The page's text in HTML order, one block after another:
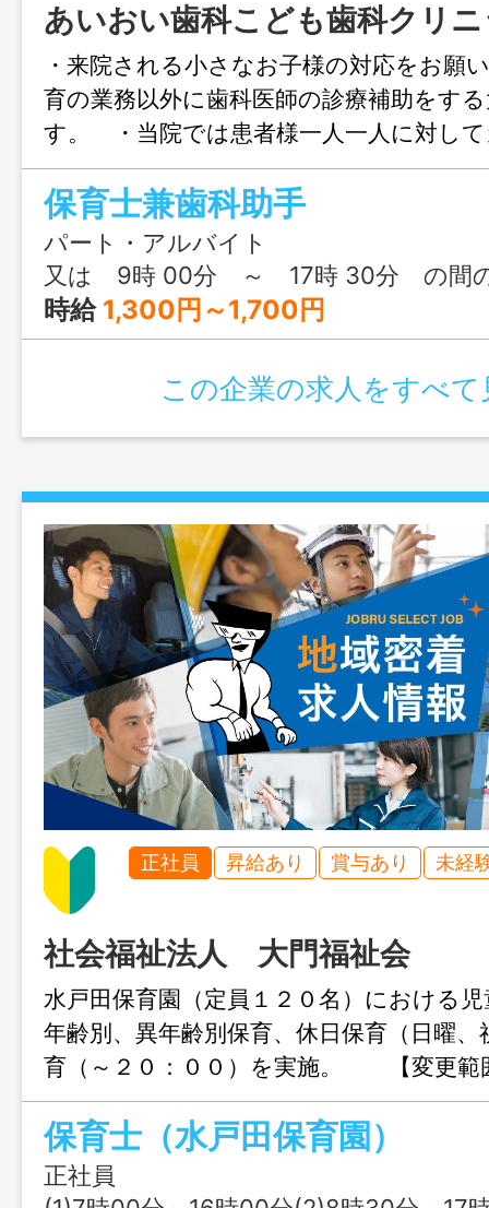
あいおい歯科こども歯科クリ
・来院される小さなお子様の対応をお
育の業務以外に歯科医師の診療補助をす
す。 ・当院では患者様一人一人に対し
システムをとっ ていますので、カウン
者様と関わることも可能で す。 ・その
医療事務、一般事務、在庫管理など、各
行っていただきます。 ・保育士として
かして仕事ができます。 ＊変更範囲：
保育士兼歯科助手
パート・アルバイト
又は 9時 00分 ～ 17時 30分 の間
時給 1,300円～1,700円
この企業の求人をすべて
正社員 昇給あり 賞与あり 未経
社会福祉法人 大門福祉会
水戸田保育園（定員１２０名）における
年齢別、異年齢別保育、休日保育（日曜、
育（～２０：００）を実施。 【変更範
保育士（水戸田保育園）
正社員